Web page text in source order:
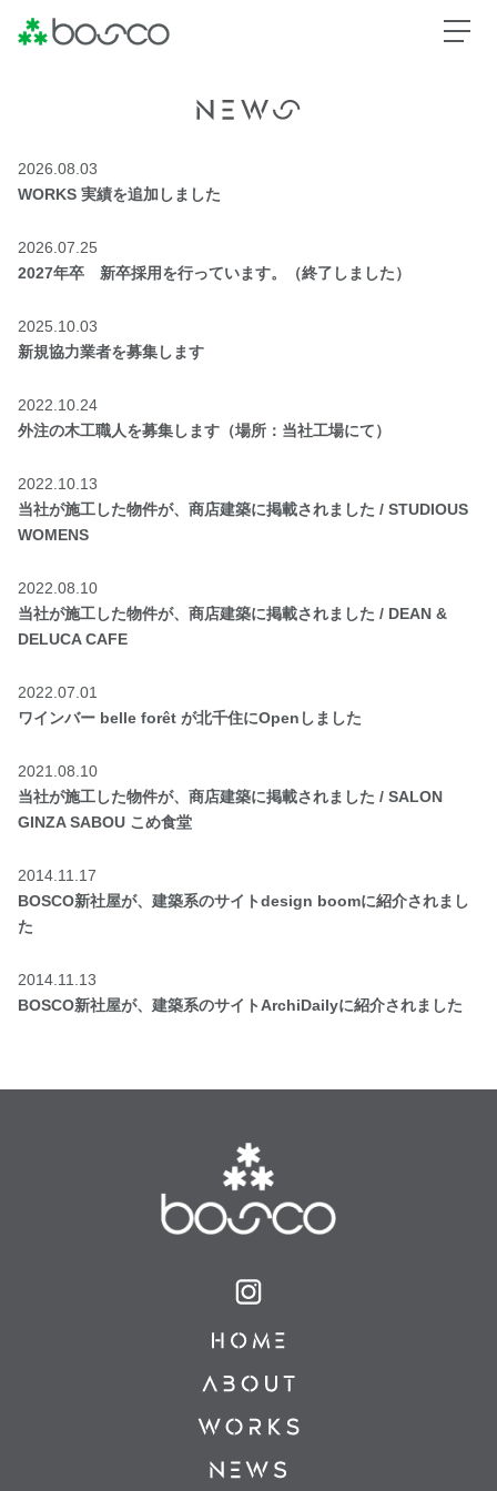
2026.08.03
WORKS 実績を追加しました
2026.07.25
2027年卒 新卒採用を行っています。（終了しました）
2025.10.03
新規協力業者を募集します
2022.10.24
外注の木工職人を募集します（場所：当社工場にて）
2022.10.13
当社が施工した物件が、商店建築に掲載されました / STUDIOUS
WOMENS
2022.08.10
当社が施工した物件が、商店建築に掲載されました / DEAN &
DELUCA CAFE
2022.07.01
ワインバー belle forêt が北千住にOpenしました
2021.08.10
当社が施工した物件が、商店建築に掲載されました / SALON
GINZA SABOU こめ食堂
2014.11.17
BOSCO新社屋が、建築系のサイトdesign boomに紹介されまし
た
2014.11.13
BOSCO新社屋が、建築系のサイトArchiDailyに紹介されました